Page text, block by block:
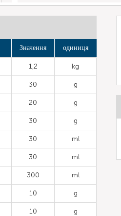
Значення одиниця
1,2 kg
30 g
20 g
30 g
30 ml
30 ml
300 ml
10 g
10 g